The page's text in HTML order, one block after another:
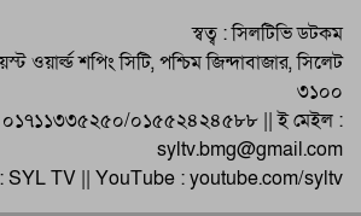
Eid-ul-Adha Celebrated Across
Sylhet and the Country
স্বত্ব : সিলটিভি ডটকম
শপিং সিটি, পশ্চিম জিন্দাবাজার, সিলেট
৩১০০
০১৫৫২৪২৪৫৮৮ || ই মেইল :
syltv.bmg@gmail.com
SYL TV || YouTube : youtube.com/syltv